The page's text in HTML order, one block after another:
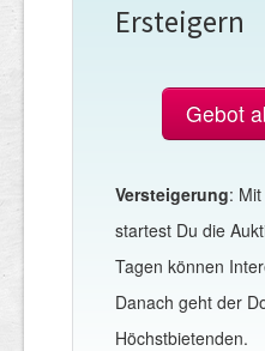
Ersteigern
Gebot
Versteigerung:
startest Du die
Tagen können
Danach geht der
Höchstbietenden.